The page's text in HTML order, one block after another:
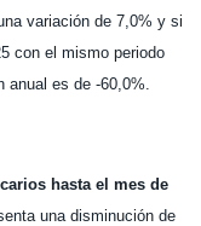
variación de 7,0% y si
con el mismo periodo
es de -60,0%.
hasta el mes de
una disminución de